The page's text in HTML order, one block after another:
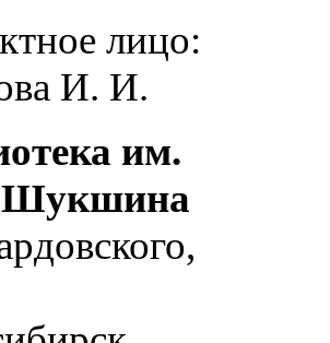
лицо:
И. И.
им.